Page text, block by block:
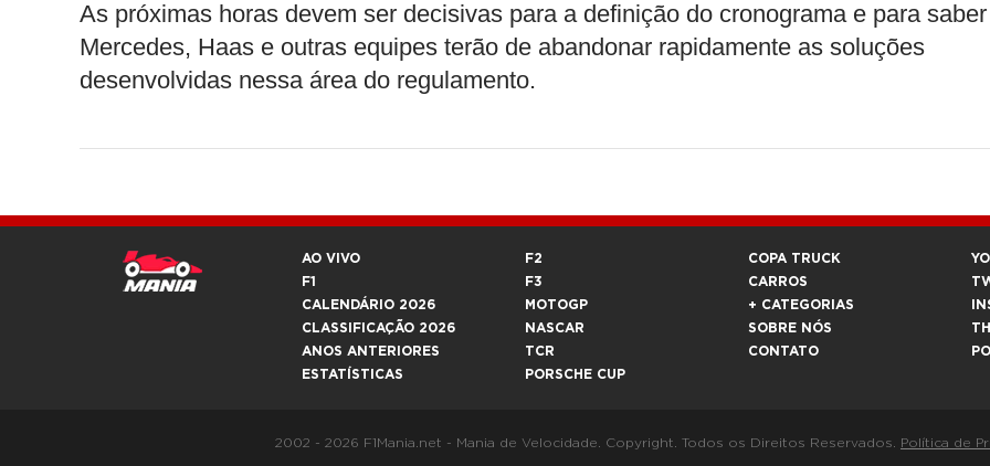
As próximas horas devem ser decisivas para a definição do cronograma e para
Mercedes, Haas e outras equipes terão de abandonar rapidamente as soluções
desenvolvidas nessa área do regulamento.
AO VIVO
F1
CALENDÁRIO 2026
CLASSIFICAÇÃO 2026
ANOS ANTERIORES
ESTATÍSTICAS
F2
F3
MOTOGP
NASCAR
TCR
PORSCHE CUP
COPA TRUCK
CARROS
+ CATEGORIAS
SOBRE NÓS
CONTATO
2002 - 2026 F1Mania.net - Mania de Velocidade. Copyright. Todos os Direitos Reservados. Política de